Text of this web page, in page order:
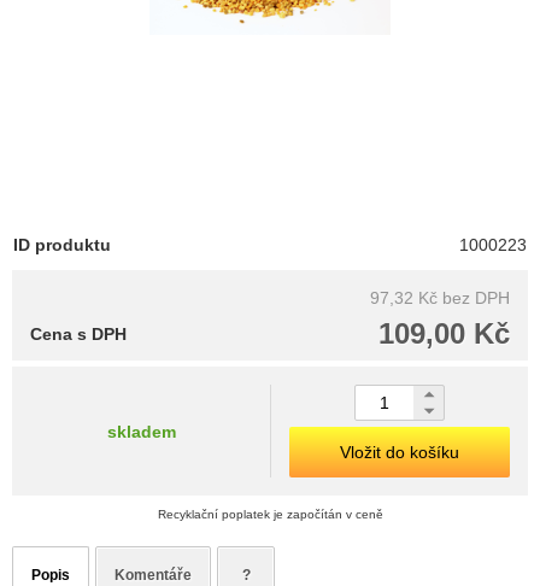
ID produktu 1000223
97,32 Kč bez DPH
109,00 Kč
Cena s DPH
skladem
Vložit do košíku
Recyklační poplatek je započítán v ceně
Popis Komentáře ?